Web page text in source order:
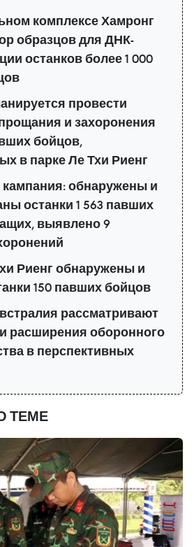
комплексе Хамронг
образцов для ДНК-
останков более 1 000
провести
и захоронения
бойцов,
в парке Ле Тхи Риенг
кампания: обнаружены и
останки 1 563 павших
выявлено 9
Риенг обнаружены и
150 павших бойцов
рассматривают
расширения оборонного
в перспективных
ТЕМЕ